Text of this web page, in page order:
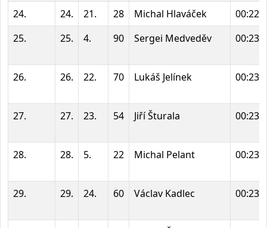
24.
24. 21. 28 Michal Hlaváček
25.
25. 4. 90 Sergei Medveděv
26. 26. 22. 70 Lukáš Jelínek
27. 27. 23. 54 Jiří Šturala
28. 28. 5. 22 Michal Pelant
29. 29. 24. 60 Václav Kadlec